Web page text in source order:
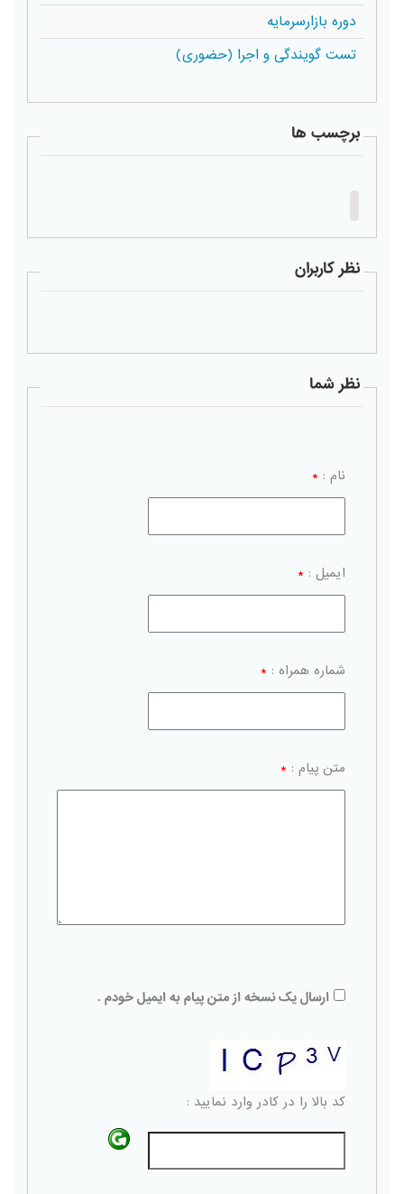
دوره بازارسرمایه
تست گویندگی و اجرا (حضوری)
برچسب ها
نظر کاربران
نظر شما
نام : *
ایمیل : *
شماره همراه : *
متن پیام : *
ارسال یک نسخه از متن پیام به ایمیل خودم .
کد بالا را در کادر وارد نمایید :